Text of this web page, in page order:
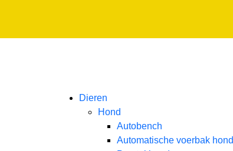
Dieren
Hond
Autobench
Automatische voerbak hond